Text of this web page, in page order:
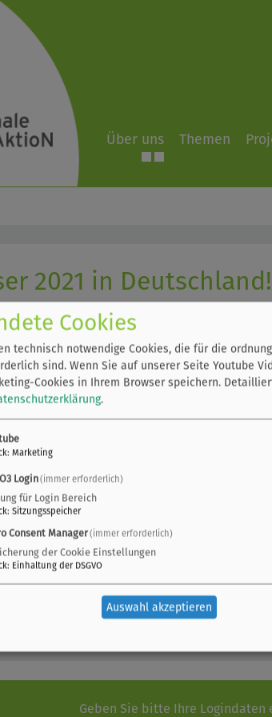
Über uns Themen
2021 in Deutschland!
Podiumsdiskussion mit
Publikumsfragen auf dem 5.
Hochwasserschutz
der
im
gefolgt,
des
Geben Sie bitte Ihre Logindaten
Cookies
technisch notwendige Cookies, die für die
sind. Wenn Sie auf unserer Seite Youtube
Cookies in Ihrem Browser speichern.
.
: Marketing
Login(immer erforderlich)
für Login Bereich
: Sitzungsspeicher
Consent Manager(immer erforderlich)
der Cookie Einstellungen
: Einhaltung der DSGVO
Auswahl akzeptieren